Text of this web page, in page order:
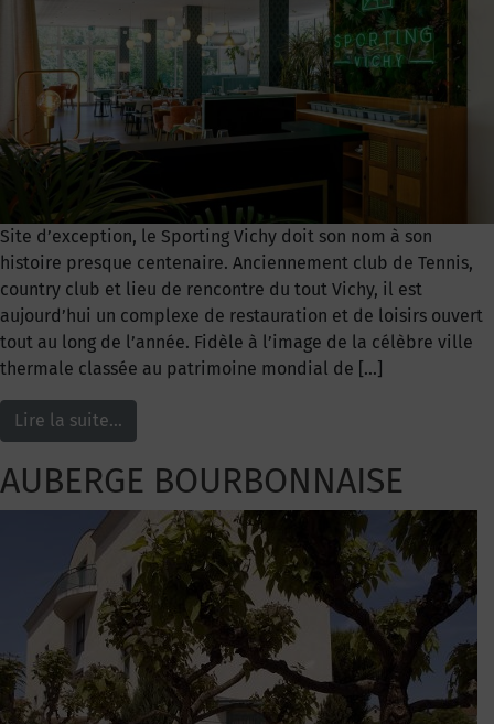
Site d’exception, le Sporting Vichy doit son nom à son
histoire presque centenaire. Anciennement club de Tennis,
country club et lieu de rencontre du tout Vichy, il est
aujourd’hui un complexe de restauration et de loisirs ouvert
tout au long de l’année. Fidèle à l’image de la célèbre ville
thermale classée au patrimoine mondial de […]
Lire la suite…
AUBERGE BOURBONNAISE